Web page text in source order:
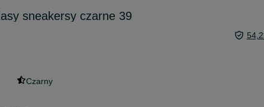
sneakersy czarne 39
Czarny